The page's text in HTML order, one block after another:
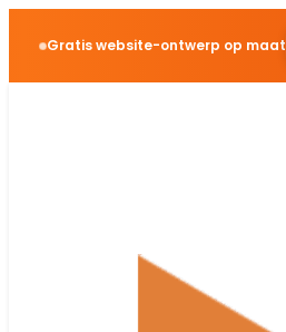
Gratis website-ontwerp op maat